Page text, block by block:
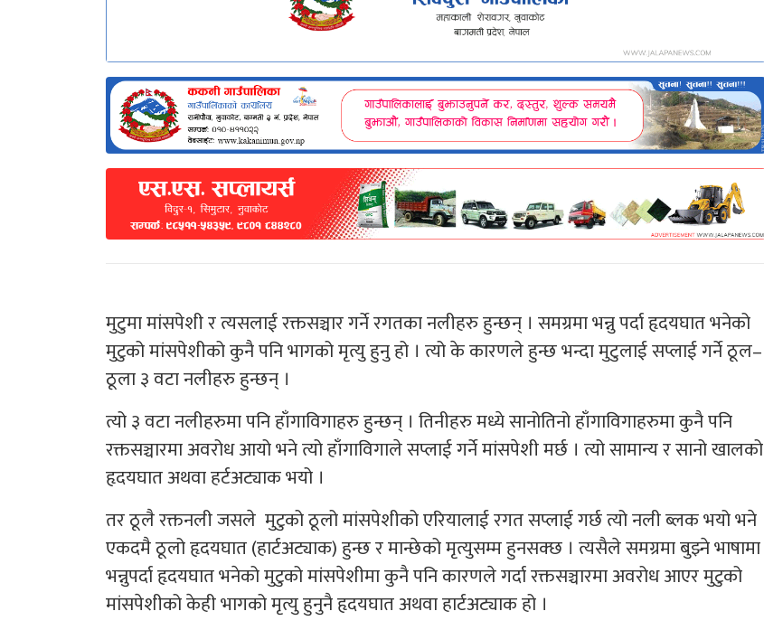
मुटुमा मांसपेशी र त्यसलाई रक्तसञ्चार गर्ने रगतका नलीहरु हुन्छन् । समग्रमा भन्नु पर्दा हृदयघात भनेको
मुटुको मांसपेशीको कुनै पनि भागको मृत्यु हुनु हो । त्यो के कारणले हुन्छ भन्दा मुटुलाई सप्लाई गर्ने ठूल–
ठूला ३ वटा नलीहरु हुन्छन् ।
त्यो ३ वटा नलीहरुमा पनि हाँगाविगाहरु हुन्छन् । तिनीहरु मध्ये सानोतिनो हाँगाविगाहरुमा कुनै पनि
रक्तसञ्चारमा अवरोध आयो भने त्यो हाँगाविगाले सप्लाई गर्ने मांसपेशी मर्छ । त्यो सामान्य र सानो खालको
हृदयघात अथवा हर्टअट्याक भयो ।
तर ठूलै रक्तनली जसले मुटुको ठूलो मांसपेशीको एरियालाई रगत सप्लाई गर्छ त्यो नली ब्लक भयो भने
एकदमै ठूलो हृदयघात (हार्टअट्याक) हुन्छ र मान्छेको मृत्युसम्म हुनसक्छ । त्यसैले समग्रमा बुझ्ने भाषामा
भन्नुपर्दा हृदयघात भनेको मुटुको मांसपेशीमा कुनै पनि कारणले गर्दा रक्तसञ्चारमा अवरोध आएर मुटुको
मांसपेशीको केही भागको मृत्यु हुनुनै हृदयघात अथवा हार्टअट्याक हो ।